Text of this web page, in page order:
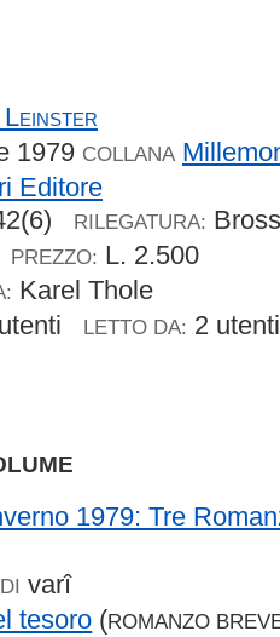
Leinster
1979 COLLANA
Editore
RILEGATURA:
PREZZO: L. 2.500
Karel Thole
LETTO DA: 2
1979: Tre
varî
tesoro (ROMANZO